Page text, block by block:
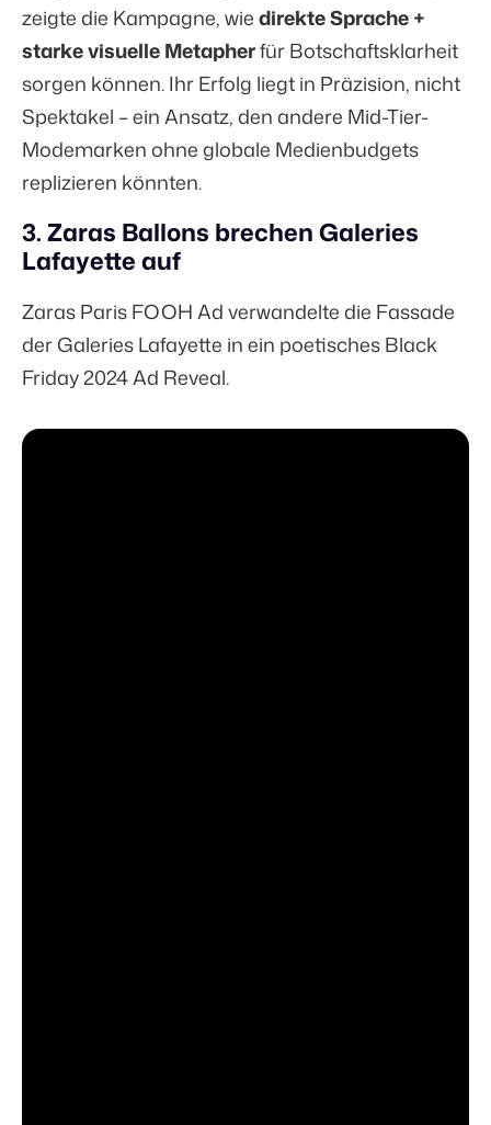
zeigte die Kampagne, wiedirekte Sprache +
starke visuelle Metapherfür Botschaftsklarheit
sorgen können. Ihr Erfolg liegt in Präzision, nicht
Spektakel – ein Ansatz, den andere Mid-Tier-
Modemarken ohne globale Medienbudgets
replizieren könnten.
3. Zaras Ballons brechen Galeries
Lafayette auf
Zaras Paris FOOH Ad verwandelte die Fassade
der Galeries Lafayette in ein poetisches Black
Friday 2024 Ad Reveal.